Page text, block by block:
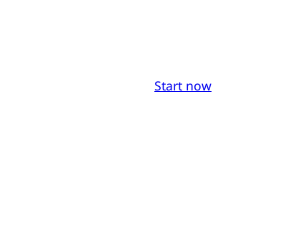
Start now